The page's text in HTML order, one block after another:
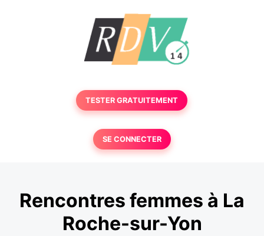
TESTER GRATUITEMENT
SE CONNECTER
Rencontres femmes à La
Roche-sur-Yon